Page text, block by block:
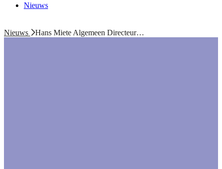
Nieuws
Nieuws Hans Miete Algemeen Directeur…